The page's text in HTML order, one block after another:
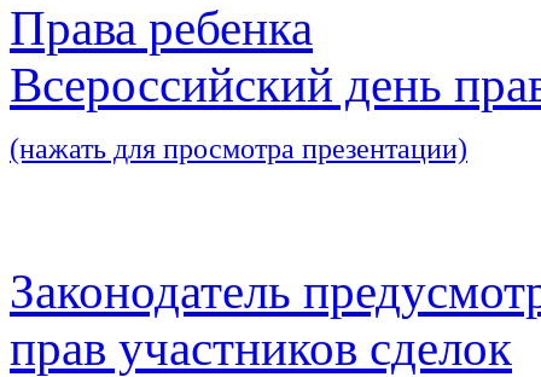
Права ребенка
Всероссийский день
(нажать для просмотра презентации)
Законодатель
прав участников сделок